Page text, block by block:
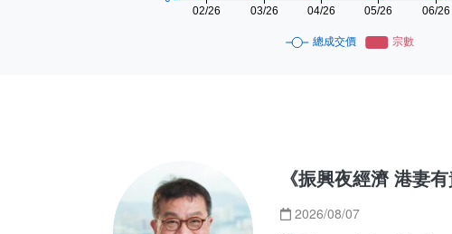
《振興夜經濟 港妻有
2026/08/07